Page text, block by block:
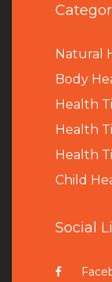
Natural
Body
Health
Health
Health
Child
Social